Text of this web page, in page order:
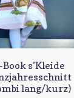
Book s’Kleide
lang/kurz)